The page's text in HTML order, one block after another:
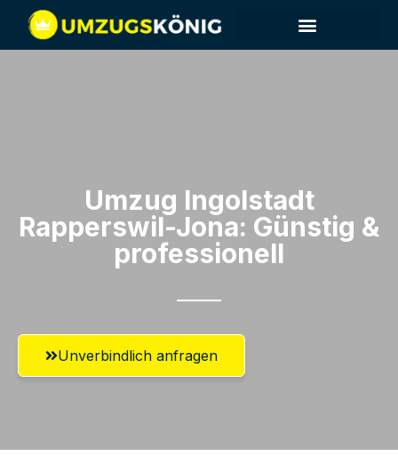
Umzug Ingolstadt​
Rapperswil-Jona: Günstig &
professionell​
Unverbindlich anfragen